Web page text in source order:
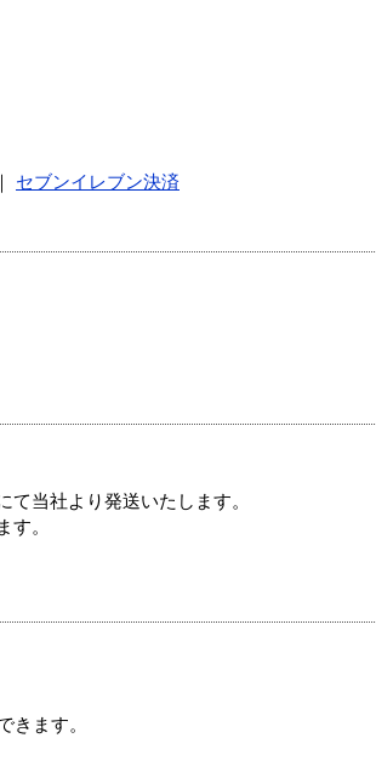
セブンイレブン決済
当社より発送いたします。
す。
きます。